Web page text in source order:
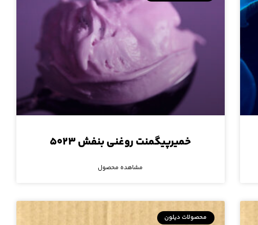
خمیرپیگمنت روغنی بنفش ۵۰۲۳
مشاهده محصول
محصولات دیلون